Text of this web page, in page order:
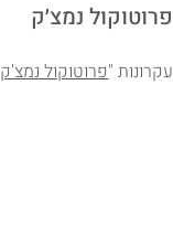
פרוטוקול נמצ׳ק
עקרונות "פרוטוקול נמצ'ק